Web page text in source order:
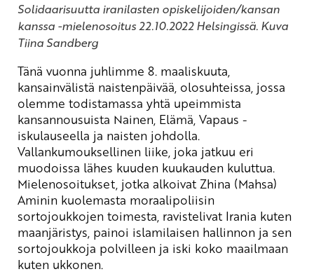
Solidaarisuutta iranilasten opiskelijoiden/kansan
kanssa -mielenosoitus 22.10.2022 Helsingissä. Kuva
Tiina Sandberg
Tänä vuonna juhlimme 8. maaliskuuta,
kansainvälistä naistenpäivää, olosuhteissa, jossa
olemme todistamassa yhtä upeimmista
kansannousuista Nainen, Elämä, Vapaus -
iskulauseella ja naisten johdolla.
Vallankumouksellinen liike, joka jatkuu eri
muodoissa lähes kuuden kuukauden kuluttua.
Mielenosoitukset, jotka alkoivat Zhina (Mahsa)
Aminin kuolemasta moraalipoliisin
sortojoukkojen toimesta, ravistelivat Irania kuten
maanjäristys, painoi islamilaisen hallinnon ja sen
sortojoukkoja polvilleen ja iski koko maailmaan
kuten ukkonen.